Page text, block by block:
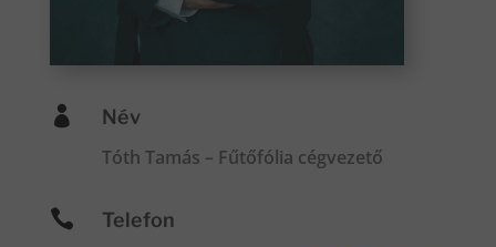
 Név
Tóth Tamás – Fűtőfólia cégvezető
 Telefon